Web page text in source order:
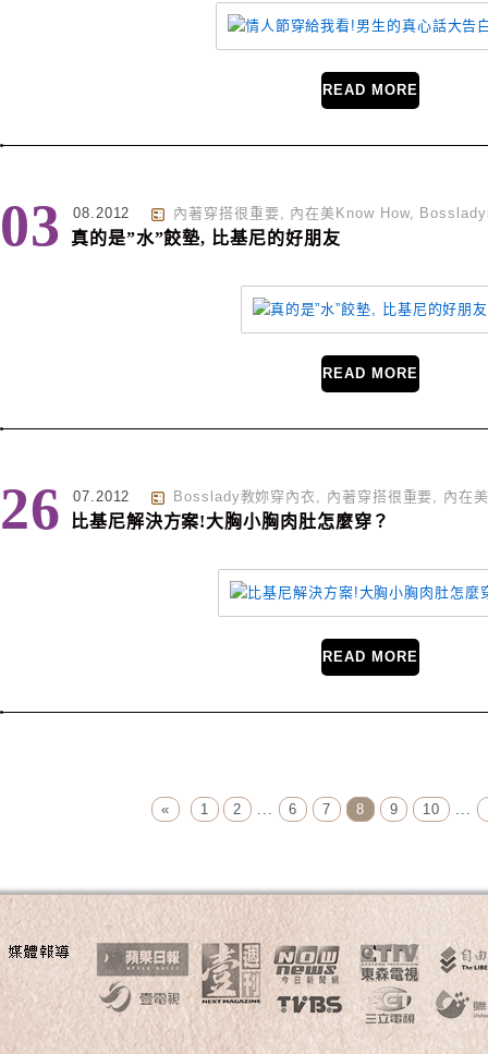
READ MORE
03 08.2012 內著穿搭很重要, 內在美Know How,
真的是”水”餃墊, 比基尼的好朋友
READ MORE
26 07.2012 Bosslady教妳穿內衣 , 內著穿搭很重要, 內在
比基尼解決方案!大胸小胸肉肚怎麼穿？
READ MORE
« 1 2 ... 6 7 8 9 10 ...